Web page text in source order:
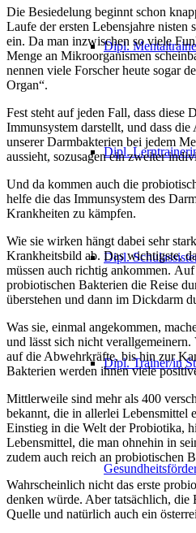
Dipl.
Dipl.
Dipl.
Dipl. Trainer/in
Die Besiedelung beginnt schon
Laufe der ersten Lebensjahre nisten
ein. Da man inzwischen so viele
Menge an Mikroorganismen
nennen viele Forscher heute sogar
Organ“.
Fest steht auf jeden Fall, dass diese
Immunsystem darstellt, und dass
unserer Darmbakterien bei jedem
aussieht, sozusagen ein zweiter
Und da kommen auch die
helfe die das Immunsystem des
Krankheiten zu kämpfen.
Wie sie wirken hängt dabei sehr
Krankheitsbild ab. Das wichtigste,
müssen auch richtig ankommen.
probiotischen Bakterien die Reise
überstehen und dann im Dickdarm
Was sie, einmal angekommen,
und lässt sich nicht
auf die Abwehrkräfte, bis hin zur
Bakterien werden ihnen viele
Mittlerweile sind mehr als 400
bekannt, die in allerlei Lebensmittel
Einstieg in die Welt der Probiotika,
Lebensmittel, die man ohnehin in
zudem auch reich an probiotischen
Wahrscheinlich nicht das erste
denken würde. Aber tatsächlich, die
Quelle und natürlich auch ein